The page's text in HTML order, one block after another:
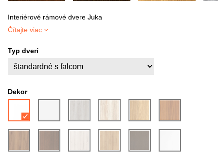
Interiérové rámové dvere Juka
Čítajte viac
Typ dverí
Dekor